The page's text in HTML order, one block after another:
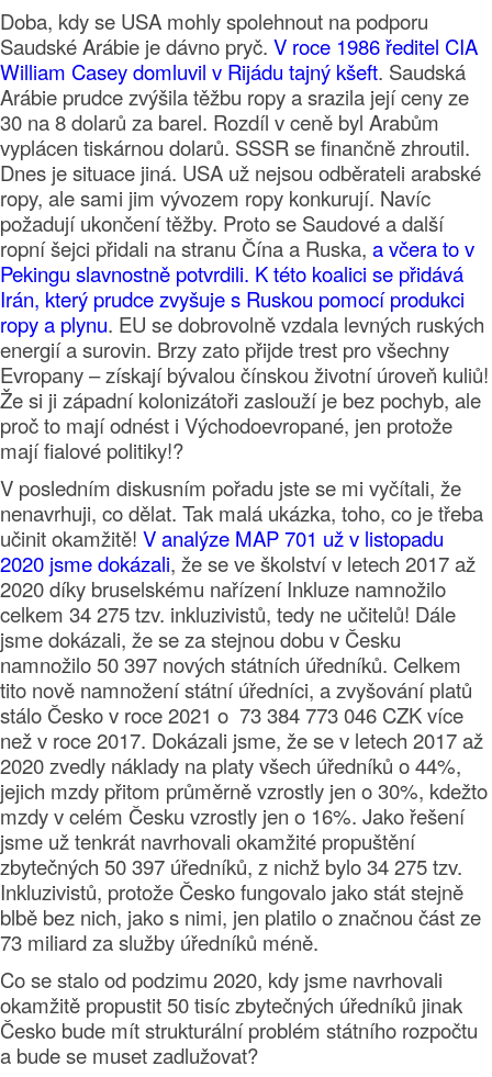
Doba, kdy se USA mohly spolehnout na podporu
Saudské Arábie je dávno pryč. V roce 1986 ředitel CIA
William Casey domluvil v Rijádu tajný kšeft. Saudská
Arábie prudce zvýšila těžbu ropy a srazila její ceny ze
30 na 8 dolarů za barel. Rozdíl v ceně byl Arabům
vyplácen tiskárnou dolarů. SSSR se finančně zhroutil.
Dnes je situace jiná. USA už nejsou odběrateli arabské
ropy, ale sami jim vývozem ropy konkurují. Navíc
požadují ukončení těžby. Proto se Saudové a další
ropní šejci přidali na stranu Čína a Ruska, a včera to v
Pekingu slavnostně potvrdili. K této koalici se přidává
Irán, který prudce zvyšuje s Ruskou pomocí produkci
ropy a plynu. EU se dobrovolně vzdala levných ruských
energií a surovin. Brzy zato přijde trest pro všechny
Evropany – získají bývalou čínskou životní úroveň kuliů!
Že si ji západní kolonizátoři zaslouží je bez pochyb, ale
proč to mají odnést i Východoevropané, jen protože
mají fialové politiky!?
V posledním diskusním pořadu jste se mi vyčítali, že
nenavrhuji, co dělat. Tak malá ukázka, toho, co je třeba
učinit okamžitě! V analýze MAP 701 už v listopadu
2020 jsme dokázali, že se ve školství v letech 2017 až
2020 díky bruselskému nařízení Inkluze namnožilo
celkem 34 275 tzv. inkluzivistů, tedy ne učitelů! Dále
jsme dokázali, že se za stejnou dobu v Česku
namnožilo 50 397 nových státních úředníků. Celkem
tito nově namnožení státní úředníci, a zvyšování platů
stálo Česko v roce 2021 o 73 384 773 046 CZK více
než v roce 2017. Dokázali jsme, že se v letech 2017 až
2020 zvedly náklady na platy všech úředníků o 44%,
jejich mzdy přitom průměrně vzrostly jen o 30%, kdežto
mzdy v celém Česku vzrostly jen o 16%. Jako řešení
jsme už tenkrát navrhovali okamžité propuštění
zbytečných 50 397 úředníků, z nichž bylo 34 275 tzv.
Inkluzivistů, protože Česko fungovalo jako stát stejně
blbě bez nich, jako s nimi, jen platilo o značnou část ze
73 miliard za služby úředníků méně.
Co se stalo od podzimu 2020, kdy jsme navrhovali
okamžitě propustit 50 tisíc zbytečných úředníků jinak
Česko bude mít strukturální problém státního rozpočtu
a bude se muset zadlužovat?